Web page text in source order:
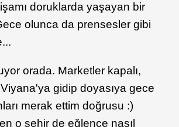
doruklarda yaşayan bir
olunca da prensesler gibi
orada. Marketler kapalı,
gidip doyasıya gece
merak ettim doğrusu :)
o şehir de eğlence nasıl